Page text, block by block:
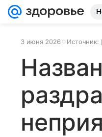
3 июня 2026 Источник: